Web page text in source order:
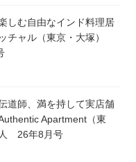
しむ自由なインド料理居
チャル（東京・大塚）
道師、満を持して実店舗
Apartment（東
26年8月号